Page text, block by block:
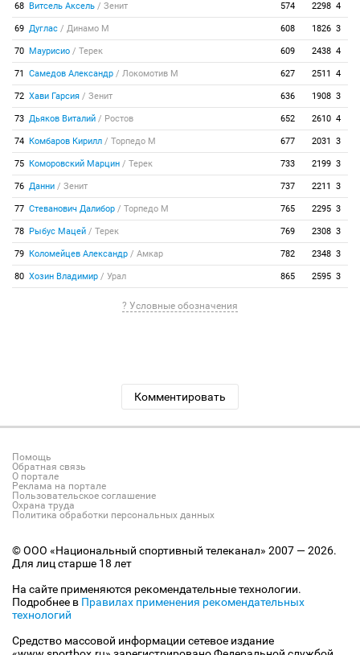
68 Витсель Аксель / Зенит 574 2298 4
69 Дуглас / Динамо М 608 1826 3
70 Маурисио / Терек 609 2438 4
71 Самедов Александр / Локомотив М 627 2511 4
72 Хави Гарсия / Зенит 636 1908 3
73 Дьяков Виталий / Ростов 652 2610 4
74 Комбаров Кирилл / Торпедо М 677 2031 3
75 Коморовский Марцин / Терек 733 2199 3
76 Данни / Зенит 737 2211 3
77 Стеванович Далибор / Торпедо М 765 2295 3
78 Рыбус Мацей / Терек 769 2308 3
79 Коломейцев Александр / Амкар 782 2348 3
80 Хозин Владимир / Урал 865 2595 3
? Условные обозначения
Комментировать
Помощь
Обратная связь
О портале
Реклама на портале
Пользовательское соглашение
Охрана труда
Политика обработки персональных данных
© ООО «Национальный спортивный телеканал» 2007 — 2026.
Для лиц старше 18 лет
На сайте применяются рекомендательные технологии.
Подробнее в Правилах применения рекомендательных
технологий
Средство массовой информации сетевое издание